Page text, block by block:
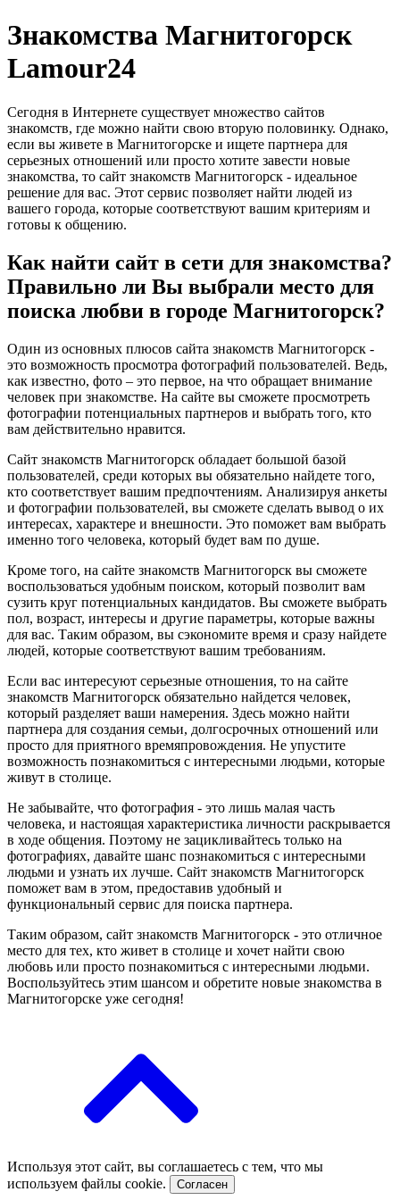
Знакомства Магнитогорск
Lamour24
Сегодня в Интернете существует множество сайтов
знакомств, где можно найти свою вторую половинку. Однако,
если вы живете в Магнитогорске и ищете партнера для
серьезных отношений или просто хотите завести новые
знакомства, то сайт знакомств Магнитогорск - идеальное
решение для вас. Этот сервис позволяет найти людей из
вашего города, которые соответствуют вашим критериям и
готовы к общению.
Как найти сайт в сети для знакомства?
Правильно ли Вы выбрали место для
поиска любви в городе Магнитогорск?
Один из основных плюсов сайта знакомств Магнитогорск -
это возможность просмотра фотографий пользователей. Ведь,
как известно, фото – это первое, на что обращает внимание
человек при знакомстве. На сайте вы сможете просмотреть
фотографии потенциальных партнеров и выбрать того, кто
вам действительно нравится.
Сайт знакомств Магнитогорск обладает большой базой
пользователей, среди которых вы обязательно найдете того,
кто соответствует вашим предпочтениям. Анализируя анкеты
и фотографии пользователей, вы сможете сделать вывод о их
интересах, характере и внешности. Это поможет вам выбрать
именно того человека, который будет вам по душе.
Кроме того, на сайте знакомств Магнитогорск вы сможете
воспользоваться удобным поиском, который позволит вам
сузить круг потенциальных кандидатов. Вы сможете выбрать
пол, возраст, интересы и другие параметры, которые важны
для вас. Таким образом, вы сэкономите время и сразу найдете
людей, которые соответствуют вашим требованиям.
Если вас интересуют серьезные отношения, то на сайте
знакомств Магнитогорск обязательно найдется человек,
который разделяет ваши намерения. Здесь можно найти
партнера для создания семьи, долгосрочных отношений или
просто для приятного времяпровождения. Не упустите
возможность познакомиться с интересными людьми, которые
живут в столице.
Не забывайте, что фотография - это лишь малая часть
человека, и настоящая характеристика личности раскрывается
в ходе общения. Поэтому не зацикливайтесь только на
фотографиях, давайте шанс познакомиться с интересными
людьми и узнать их лучше. Сайт знакомств Магнитогорск
поможет вам в этом, предоставив удобный и
функциональный сервис для поиска партнера.
Таким образом, сайт знакомств Магнитогорск - это отличное
место для тех, кто живет в столице и хочет найти свою
любовь или просто познакомиться с интересными людьми.
Воспользуйтесь этим шансом и обретите новые знакомства в
Магнитогорске уже сегодня!
Используя этот сайт, вы соглашаетесь с тем, что мы
используем файлы cookie.
Согласен